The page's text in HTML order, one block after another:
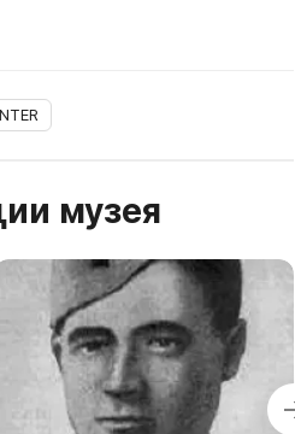
музея